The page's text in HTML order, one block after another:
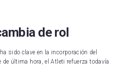
de rol
sido clave en la incorporación del
de última hora, el Atleti refuerza todavía